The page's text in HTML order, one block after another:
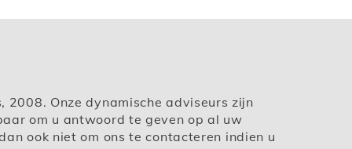
2008. Onze dynamische adviseurs zijn
om u antwoord te geven op al uw
ook niet om ons te contacteren indien u